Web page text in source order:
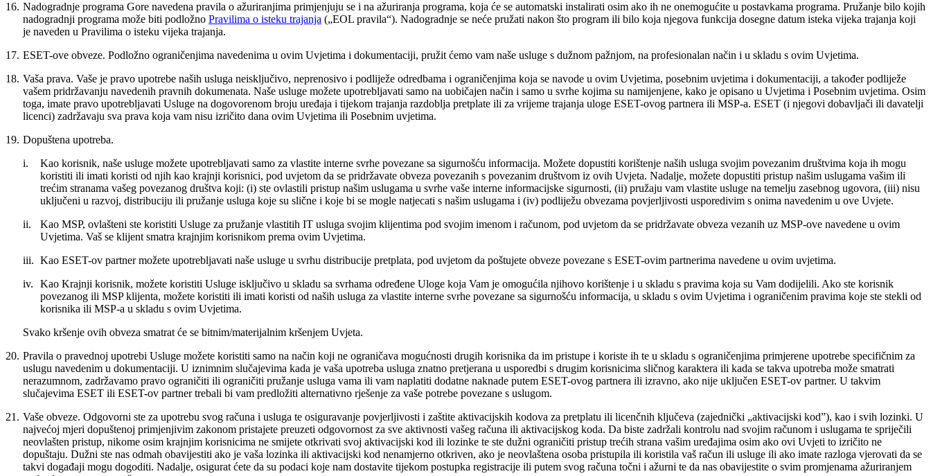
16. Nadogradnje programa Gore navedena pravila o ažuriranjima primjenjuju se i na ažuriranja programa, koja će se automatski instalirati osim ako ih ne onemogućite u postavkama programa. Pružanje bilo kojih
nadogradnji programa može biti podložno Pravilima o isteku trajanja („EOL pravila“). Nadogradnje se neće pružati nakon što program ili bilo koja njegova funkcija dosegne datum isteka vijeka trajanja koji
je naveden u Pravilima o isteku vijeka trajanja.
17. ESET-ove obveze. Podložno ograničenjima navedenima u ovim Uvjetima i dokumentaciji, pružit ćemo vam naše usluge s dužnom pažnjom, na profesionalan način i u skladu s ovim Uvjetima.
18. Vaša prava. Vaše je pravo upotrebe naših usluga neisključivo, neprenosivo i podliježe odredbama i ograničenjima koja se navode u ovim Uvjetima, posebnim uvjetima i dokumentaciji, a također podliježe
vašem pridržavanju navedenih pravnih dokumenata. Naše usluge možete upotrebljavati samo na uobičajen način i samo u svrhe kojima su namijenjene, kako je opisano u Uvjetima i Posebnim uvjetima. Osim
toga, imate pravo upotrebljavati Usluge na dogovorenom broju uređaja i tijekom trajanja razdoblja pretplate ili za vrijeme trajanja uloge ESET-ovog partnera ili MSP-a. ESET (i njegovi dobavljači ili davatelji
licenci) zadržavaju sva prava koja vam nisu izričito dana ovim Uvjetima ili Posebnim uvjetima.
19. Dopuštena upotreba.
i.
Kao korisnik, naše usluge možete upotrebljavati samo za vlastite interne svrhe povezane sa sigurnošću informacija. Možete dopustiti korištenje naših usluga svojim povezanim društvima koja ih mogu
koristiti ili imati koristi od njih kao krajnji korisnici, pod uvjetom da se pridržavate obveza povezanih s povezanim društvom iz ovih Uvjeta. Nadalje, možete dopustiti pristup našim uslugama vašim ili
trećim stranama vašeg povezanog društva koji: (i) ste ovlastili pristup našim uslugama u svrhe vaše interne informacijske sigurnosti, (ii) pružaju vam vlastite usluge na temelju zasebnog ugovora, (iii) nisu
uključeni u razvoj, distribuciju ili pružanje usluga koje su slične i koje bi se mogle natjecati s našim uslugama i (iv) podliježu obvezama povjerljivosti usporedivim s onima navedenim u ove Uvjete.
ii.
Kao MSP, ovlašteni ste koristiti Usluge za pružanje vlastitih IT usluga svojim klijentima pod svojim imenom i računom, pod uvjetom da se pridržavate obveza vezanih uz MSP-ove navedene u ovim
Uvjetima. Vaš se klijent smatra krajnjim korisnikom prema ovim Uvjetima.
iii. Kao ESET-ov partner možete upotrebljavati naše usluge u svrhu distribucije pretplata, pod uvjetom da poštujete obveze povezane s ESET-ovim partnerima navedene u ovim uvjetima.
iv.
Kao Krajnji korisnik, možete koristiti Usluge isključivo u skladu sa svrhama određene Uloge koja Vam je omogućila njihovo korištenje i u skladu s pravima koja su Vam dodijelili. Ako ste korisnik
povezanog ili MSP klijenta, možete koristiti ili imati koristi od naših usluga za vlastite interne svrhe povezane sa sigurnošću informacija, u skladu s ovim Uvjetima i ograničenim pravima koje ste stekli od
korisnika ili MSP-a u skladu s ovim Uvjetima.
Svako kršenje ovih obveza smatrat će se bitnim/materijalnim kršenjem Uvjeta.
20. Pravila o pravednoj upotrebi Usluge možete koristiti samo na način koji ne ograničava mogućnosti drugih korisnika da im pristupe i koriste ih te u skladu s ograničenjima primjerene upotrebe specifičnim za
uslugu navedenim u dokumentaciji. U iznimnim slučajevima kada je vaša upotreba usluga znatno pretjerana u usporedbi s drugim korisnicima sličnog karaktera ili kada se takva upotreba može smatrati
nerazumnom, zadržavamo pravo ograničiti ili ograničiti pružanje usluga vama ili vam naplatiti dodatne naknade putem ESET-ovog partnera ili izravno, ako nije uključen ESET-ov partner. U takvim
slučajevima ESET ili ESET-ov partner trebali bi vam predložiti alternativno rješenje za vaše potrebe povezane s uslugom.
21. Vaše obveze. Odgovorni ste za upotrebu svog računa i usluga te osiguravanje povjerljivosti i zaštite aktivacijskih kodova za pretplatu ili licenčnih ključeva (zajednički „aktivacijski kod”), kao i svih lozinki. U
najvećoj mjeri dopuštenoj primjenjivim zakonom pristajete preuzeti odgovornost za sve aktivnosti vašeg računa ili aktivacijskog koda. Da biste zadržali kontrolu nad svojim računom i uslugama te spriječili
neovlašten pristup, nikome osim krajnjim korisnicima ne smijete otkrivati svoj aktivacijski kod ili lozinke te ste dužni ograničiti pristup trećih strana vašim uređajima osim ako ovi Uvjeti to izričito ne
dopuštaju. Dužni ste nas odmah obavijestiti ako je vaša lozinka ili aktivacijski kod nenamjerno otkriven, ako je neovlaštena osoba pristupila ili koristila vaš račun ili usluge ili ako imate razloga vjerovati da se
takvi događaji mogu dogoditi. Nadalje, osigurat ćete da su podaci koje nam dostavite tijekom postupka registracije ili putem svog računa točni i ažurni te da nas obavijestite o svim promjenama ažuriranjem